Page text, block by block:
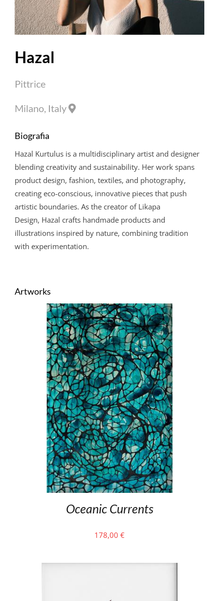
Hazal
Pittrice
Milano, Italy
Biografia
Hazal Kurtulusis a multidisciplinary artist and designer
blending creativity and sustainability. Her work spans
product design, fashion, textiles, and photography,
creating eco-conscious, innovative pieces that push
artistic boundaries. As the creator of Likapa
Design, Hazal crafts handmade products and
illustrations inspired by nature, combining tradition
with experimentation.
Artworks
Oceanic Currents
178,00 €